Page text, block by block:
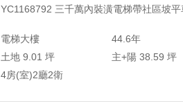
電梯大樓 44.6年
土地 9.01 坪
主+陽 38.59 坪
4房(室)2廳2衛